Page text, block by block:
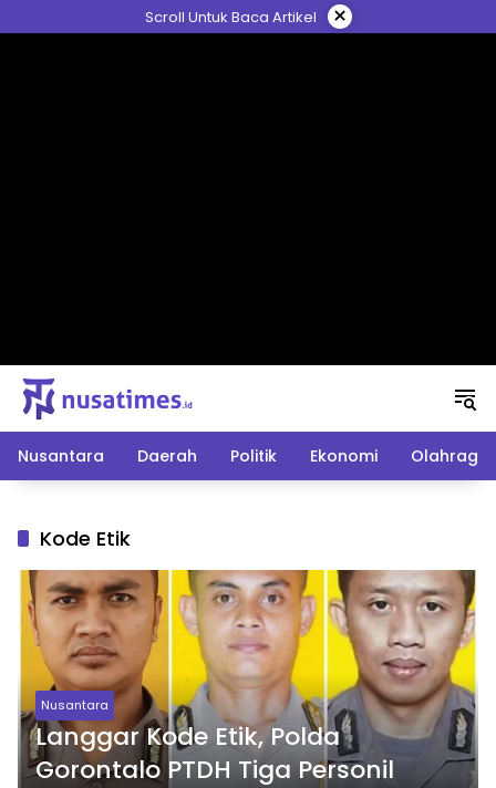
ke
Scroll Untuk Baca Artikel ×
Nusantara Daerah Politik Ekonomi Olahraga
Kode Etik
Nusantara
Langgar Kode Etik, Polda
Gorontalo PTDH Tiga Personil